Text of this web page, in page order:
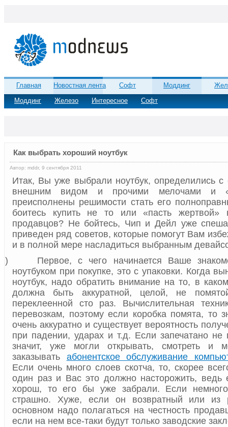
Главная
Новостная лента
Моддинг
Железо Интересное Софт
Софт Моддинг
Как выбрать хороший ноутбук
Автор: mddr, 9 сентября 2011
Итак, Вы уже выбрали ноутбук, определились с
внешним видом и прочими мелочами и
преисполнены решимости стать его
боитесь купить не то или «пасть жертвой»
продавцов? Не бойтесь, Чип и Дейл уже
приведен ряд советов, которые помогут Вам
и в полной мере насладиться выбранным
1)
Первое, с чего начинается Ваше
ноутбуком при покупке, это с упаковки. Когда
ноутбук, надо обратить внимание на то, в
должна быть аккуратной, целой, не
переклеенной сто раз. Вычислительная
перевозкам, поэтому если коробка помята, то
очень аккуратно и существует вероятность
при падении, ударах и т.д. Если запечатано не
значит, уже могли открывать, смотреть и
заказывать абонентское обслуживание
Если очень много слоев скотча, то, скорее
один раз и Вас это должно насторожить,
хорош, то его бы уже забрали. Если
страшно. Хуже, если он возвратный или из
основном надо полагаться на честность
если на нем все-таки будут только заводские